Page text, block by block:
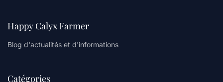
Happy Calyx Farmer
Blog d'actualités et d'informations
Catégories